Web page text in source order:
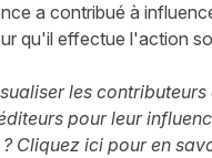
a contribué à
qu'il effectue l'action
les contributeurs
pour leur
Cliquez ici pour en